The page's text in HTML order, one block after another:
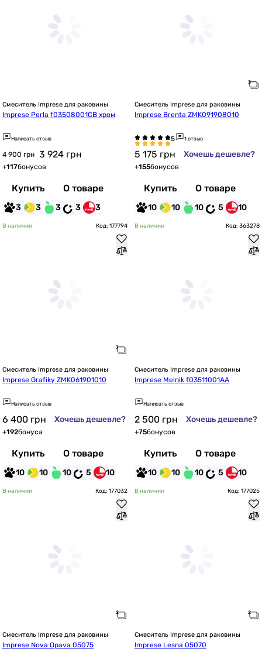
Смеситель Imprese для раковины
Imprese Perla f03508001CB хром
Написать отзыв
4 900 грн 3 924 грн
+117бонусов
Купить О товаре
3 3 3 3 3
Смеситель Imprese для раковины
Imprese Brenta ZMK091908010
1 отзыв
5 175 грн Хочешь дешевле?
+155бонусов
Купить О товаре
10 10 10 5 10
В наличии Код: 177794
Смеситель Imprese для раковины
Imprese Grafiky ZMK061901010
Написать отзыв
6 400 грн Хочешь дешевле?
+192бонуса
Купить О товаре
10 10 10 5 10
В наличии Код: 363278
Смеситель Imprese для раковины
Imprese Melnik f03511001AA
Написать отзыв
2 500 грн Хочешь дешевле?
+75бонусов
Купить О товаре
10 10 10 5 10
В наличии Код: 177032
Смеситель Imprese для раковины
Imprese Nova Opava 05075
В наличии Код: 177025
Смеситель Imprese для раковины
Imprese Lesna 05070